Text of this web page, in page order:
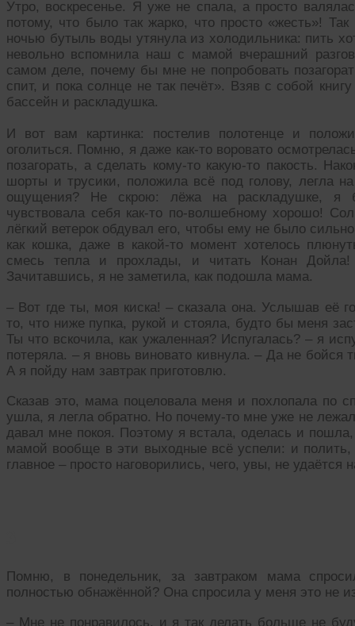
Утро, воскресенье. Я уже не спала, а просто
потому, что было так жарко, что просто «жесть»!
ночью бутыль воды утянула из холодильника: пить
невольно вспомнила наш с мамой вчерашний
самом деле, почему бы мне не попробовать
спит, и пока солнце не так печёт». Взяв с собой
бассейн и раскладушка.
И вот вам картинка: постелив полотенце и
оголиться. Помню, я даже как-то воровато
позагорать, а сделать кому-то какую-то пакость.
шорты и трусики, положила всё под голову, легла
ощущения? Не скрою: лёжа на раскладушке, я
чувствовала себя как-то по-волшебному хорошо!
лёгкий ветерок обдувал его, чтобы ему не было
как кошка, даже в какой-то момент хотелось
смесь тепла и прохлады, и читать Конан
Зачитавшись, я не заметила, как подошла мама.
– Вот где ты, моя киска! – сказала она. Услышав её
то, что ниже пупка, рукой и стояла, будто бы меня
Ты что вскочила, как ужаленная? Испугалась? – я
потеряла. – я вновь виновато кивнула. – Да не бойся
А я пойду нам завтрак приготовлю.
Сказав это, мама поцеловала меня и похлопала по
ушла, я легла обратно. Но почему-то мне уже не
давал мне покоя. Поэтому я встала, оделась и
мамой вообще в эти выходные всё успели: и
главное – просто наговорились, чего, увы, не удаётся
Помню, в понедельник, за завтраком мама
полностью обнажённой? Она спросила у меня это не
– Мне не понравилось, и я так делать больше не